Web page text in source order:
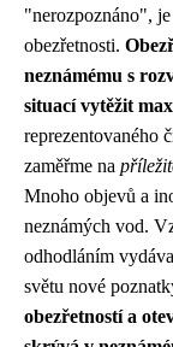
"nerozpoznáno",
obezřetnosti.
neznámému s
situací vytěžit
reprezentovaného
zaměřme na
Mnoho objevů a
neznámých vod.
odhodláním
světu nové
obezřetností a